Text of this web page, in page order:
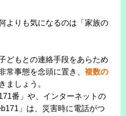
よりも気になるのは「家族の
どもとの連絡手段をあらため
常事態を念頭に置き、複数の
ましょう。
番」や、インターネットの
」は、災害時に電話がつ